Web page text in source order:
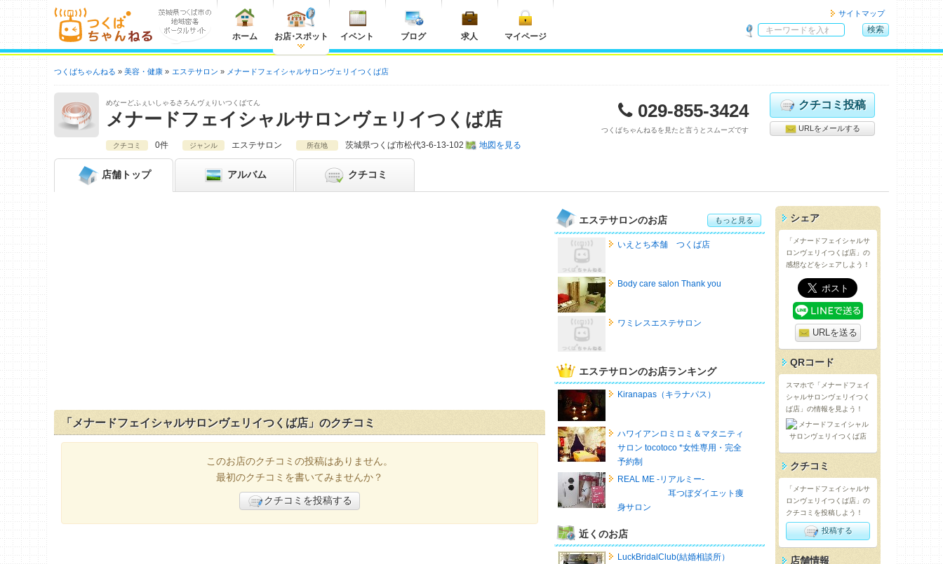
ホーム お店・スポット イベント ブログ 求人 マイページ
サイトマップ
内
索
検索
つくばちゃんねる 美容・健康 エステサロン メナードフェイシャルサロンヴェリイつくば店
めなーどふぇいしゃるさろんヴぇりいつくばてん
メナードフェイシャルサロンヴェリイつくば店 029-855-3424
つくばちゃんねるを見たと言うとスムーズです
クチコミ投稿
URLをメールする
クチコミ 0件 ジャンル エステサロン 所在地 茨城県つくば市松代3-6-13-102 地図を見る
店舗 トップ アルバム クチコミ
「メナードフェイシャルサロンヴェリイつくば店」のクチコミ
このお店のクチコミの投稿はありません。
最初のクチコミを書いてみませんか？
クチコミを投稿する
エステサロンのお店 もっと見る
いえとち本舗 つくば店
Body care salon Thank you
ワミレスエステサロン
エステサロンのお店ランキング
Kiranapas（キラナパス）
ハワイアンロミロミ＆マタニティ
サロン tocotoco *女性専用・完全
予約制
REAL ME -リアルミー-
耳つぼダイエット痩
身サロン
近くのお店
LuckBridalClub(結婚相談所）
シェア
「メナードフェイシャルサ
ロンヴェリイつくば店」の
感想などをシェアしよう！
URLを送る
QRコード
スマホで「メナードフェイ
シャルサロンヴェリイつく
ば店」の情報を見よう！
クチコミ
「メナードフェイシャルサ
ロンヴェリイつくば店」の
クチコミを投稿しよう！
投稿する
店舗情報